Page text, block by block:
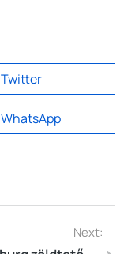
Twitter
WhatsApp
Next: